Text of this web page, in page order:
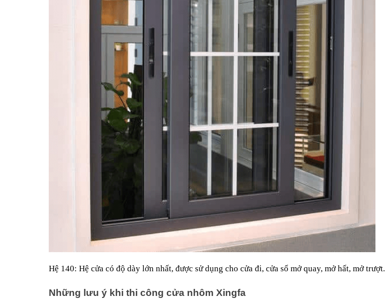
Hệ 140: Hệ cửa có độ dày lớn nhất, được sử dụng cho cửa đi, cửa sổ mở quay, mở hất, mở trượt.
Những lưu ý khi thi công cửa nhôm Xingfa